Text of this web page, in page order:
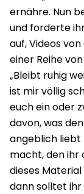
ernähre. Nun
und forderte
auf, Videos
einer Reihe
„Bleibt ruhig
ist mir völlig
euch ein oder
davon, was
angeblich liebt
macht, den ihr
dieses
dann solltet ihr